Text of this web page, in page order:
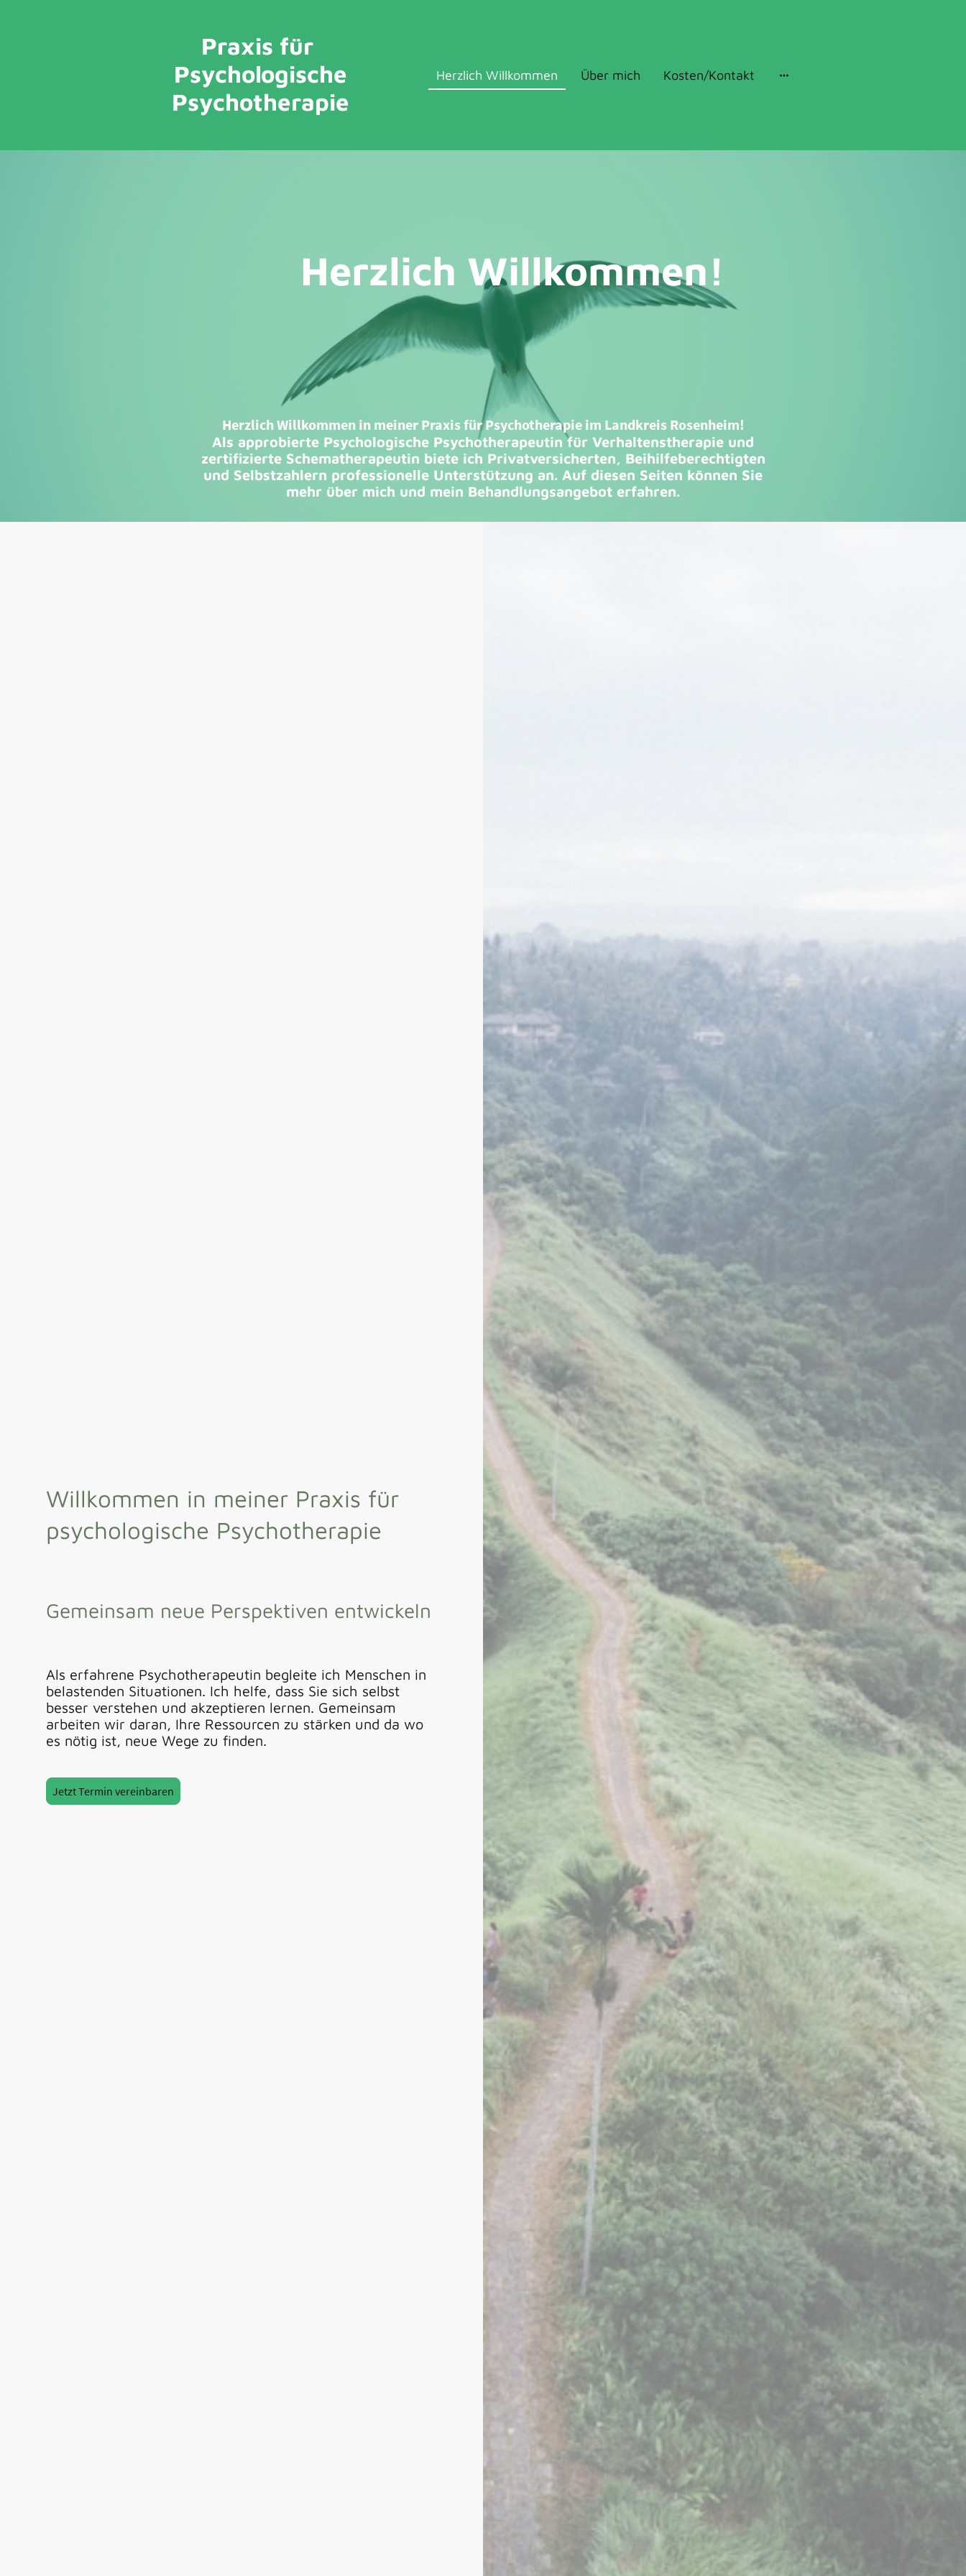
Praxis für
Psychologische
Psychotherapie
Herzlich Willkommen Über mich Kosten/Kontakt
Herzlich Willkommen!
Herzlich Willkommen in meiner Praxis für Psychotherapie im Landkreis Rosenheim!
Als approbierte Psychologische Psychotherapeutin für Verhaltenstherapie und
zertifizierte Schematherapeutin biete ich Privatversicherten, Beihilfeberechtigten
und Selbstzahlern professionelle Unterstützung an. Auf diesen Seiten können Sie
mehr über mich und mein Behandlungsangebot erfahren.
Willkommen in meiner Praxis für
psychologische Psychotherapie
Gemeinsam neue Perspektiven entwickeln
Als erfahrene Psychotherapeutin begleite ich Menschen in
belastenden Situationen. Ich helfe, dass Sie sich selbst
besser verstehen und akzeptieren lernen. Gemeinsam
arbeiten wir daran, Ihre Ressourcen zu stärken und da wo
es nötig ist, neue Wege zu finden.
Jetzt Termin vereinbaren